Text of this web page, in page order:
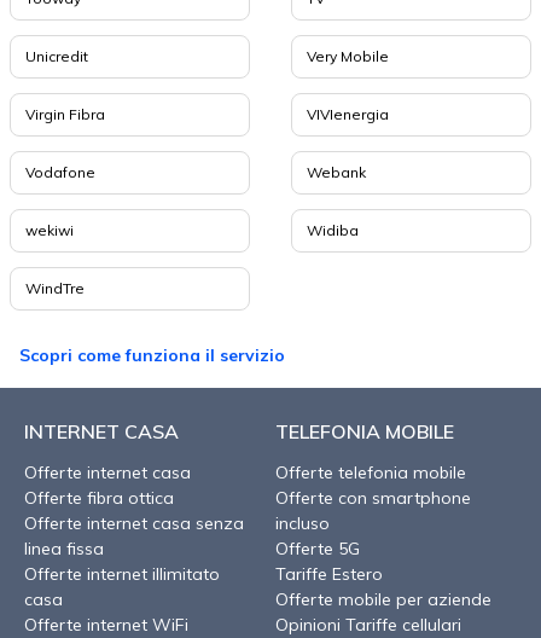
Unicredit Very Mobile
Virgin Fibra VIVIenergia
Vodafone Webank
wekiwi Widiba
WindTre
Scopri come funziona il servizio
INTERNET CASA
Offerte internet casa
Offerte fibra ottica
Offerte internet casa senza
linea fissa
Offerte internet illimitato
casa
Offerte internet WiFi
TELEFONIA MOBILE
Offerte telefonia mobile
Offerte con smartphone
incluso
Offerte 5G
Tariffe Estero
Offerte mobile per aziende
Opinioni Tariffe cellulari